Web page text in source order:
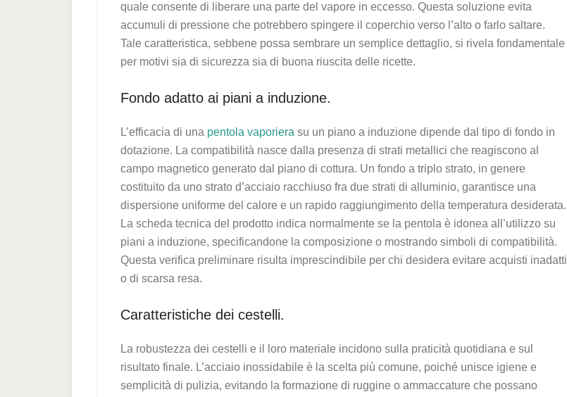
quale consente di liberare una parte del vapore in eccesso. Questa soluzione evita
accumuli di pressione che potrebbero spingere il coperchio verso l’alto o farlo saltare.
Tale caratteristica, sebbene possa sembrare un semplice dettaglio, si rivela fondamentale
per motivi sia di sicurezza sia di buona riuscita delle ricette.
Fondo adatto ai piani a induzione.
L’efficacia di una pentola vaporiera su un piano a induzione dipende dal tipo di fondo in
dotazione. La compatibilità nasce dalla presenza di strati metallici che reagiscono al
campo magnetico generato dal piano di cottura. Un fondo a triplo strato, in genere
costituito da uno strato d’acciaio racchiuso fra due strati di alluminio, garantisce una
dispersione uniforme del calore e un rapido raggiungimento della temperatura desiderata.
La scheda tecnica del prodotto indica normalmente se la pentola è idonea all’utilizzo su
piani a induzione, specificandone la composizione o mostrando simboli di compatibilità.
Questa verifica preliminare risulta imprescindibile per chi desidera evitare acquisti inadatti
o di scarsa resa.
Caratteristiche dei cestelli.
La robustezza dei cestelli e il loro materiale incidono sulla praticità quotidiana e sul
risultato finale. L’acciaio inossidabile è la scelta più comune, poiché unisce igiene e
semplicità di pulizia, evitando la formazione di ruggine o ammaccature che possano